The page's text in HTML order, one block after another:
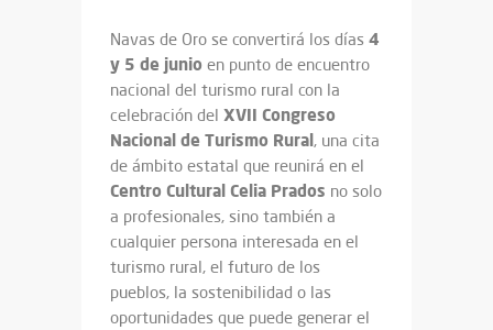
Navas de Oro se convertirá los días 4
y 5 de junio en punto de encuentro
nacional del turismo rural con la
celebración del XVII Congreso
Nacional de Turismo Rural, una cita
de ámbito estatal que reunirá en el
Centro Cultural Celia Prados no solo
a profesionales, sino también a
cualquier persona interesada en el
turismo rural, el futuro de los
pueblos, la sostenibilidad o las
oportunidades que puede generar el